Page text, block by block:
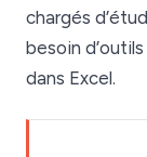
chargés
besoin
dans Excel.